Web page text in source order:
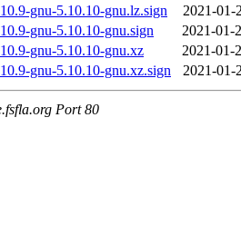
gnu-5.10.10-gnu.lz.sign
2021-01-
gnu-5.10.10-gnu.sign
2021-01-
gnu-5.10.10-gnu.xz
2021-01-
gnu-5.10.10-gnu.xz.sign
2021-01-
Port 80